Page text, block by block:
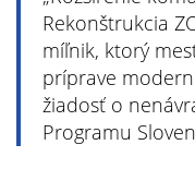
Rekonštrukcia
míľnik, ktorý
príprave
žiadosť o
Programu